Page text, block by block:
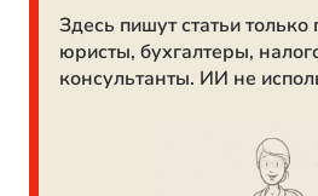
Здесь пишут статьи
юристы, бухгалтеры,
консультанты. ИИ не